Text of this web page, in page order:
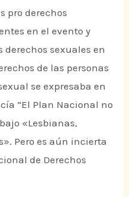
pro derechos
en el evento y
derechos sexuales en
de las personas
se expresaba en
“El Plan Nacional no
«Lesbianas,
Pero es aún incierta
de Derechos